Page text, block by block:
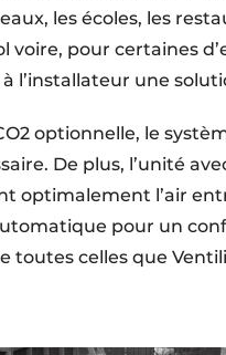
les écoles, les
voire, pour certaines
l’installateur une
optionnelle, le
De plus, l’unité
optimalement l’air
pour un
toutes celles que